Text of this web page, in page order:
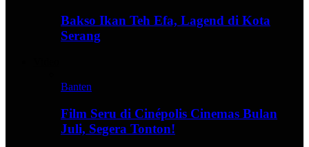
Bakso Ikan Teh Efa, Lagend di Kota
Serang
Banten
Film Seru di Cinépolis Cinemas Bulan
Juli, Segera Tonton!